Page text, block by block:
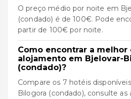
O preço médio por noite em
(condado) é de 100€. Pode
partir de 100€ por noite.
Como encontrar a melhor
alojamento em Bjelovar-
(condado)?
Compare os 7 hotéis
Bilogora (condado), consulte as